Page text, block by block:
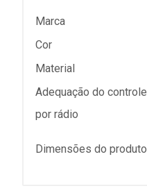
Marca
Cor
Material
Adequação do controle
por rádio
Dimensões do produto